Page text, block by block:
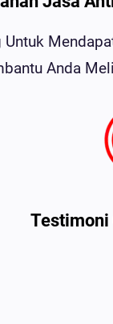
Anda
Testimoni